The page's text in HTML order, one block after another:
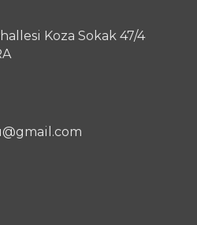
Koza Sokak 47/4